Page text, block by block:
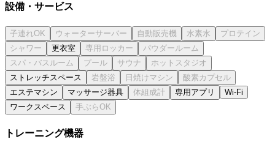
設備・サービス
更衣室
ストレッチスペース
エステマシン
マッサージ器具 専用アプリ
Wi-Fi
ワークスペース
トレーニング機器